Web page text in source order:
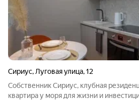
Сириус, Луговая улица,12
Собственник Сириус, клубная
квартира у моря для жизни и